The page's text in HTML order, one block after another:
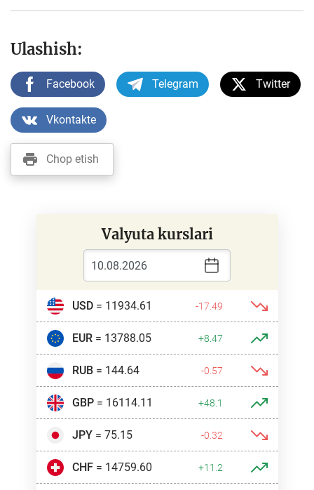
Ulashish:
Facebook Telegram Twitter
Vkontakte
Chop etish
Valyuta kurslari
USD= 11934.61 -17.49
EUR= 13788.05 +8.47
RUB= 144.64 -0.57
GBP= 16114.11 +48.1
JPY= 75.15 -0.32
CHF= 14759.60 +11.2